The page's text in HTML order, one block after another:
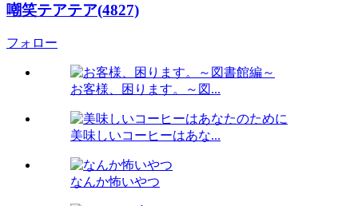
嘲笑テアテア(4827)
フォロー
お客様、困ります。～図...
美味しいコーヒーはあな...
なんか怖いやつ